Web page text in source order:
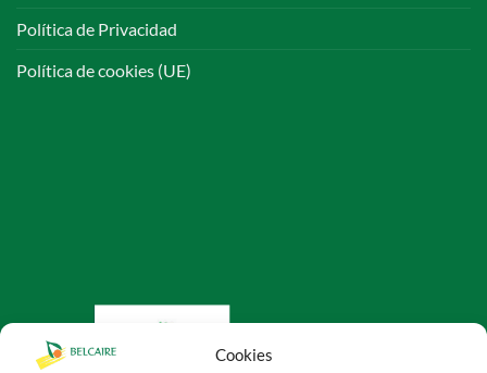
Cookies
Política de Privacidad
Política de cookies (UE)